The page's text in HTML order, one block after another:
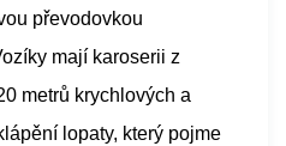
převodovkou
mají karoserii z
metrů krychlových a
lopaty, který pojme